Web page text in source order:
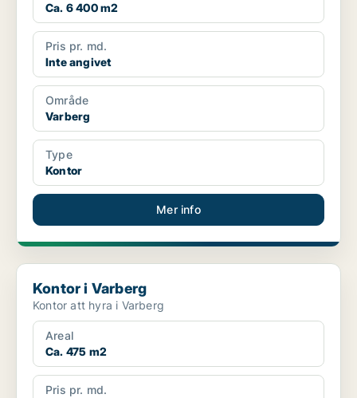
Ca. 6 400 m2
Pris pr. md.
Inte angivet
Område
Varberg
Type
Kontor
Mer info
Kontor i Varberg
Kontor i Varberg
Kontor att hyra i Varberg
Areal
Ca. 475 m2
Pris pr. md.